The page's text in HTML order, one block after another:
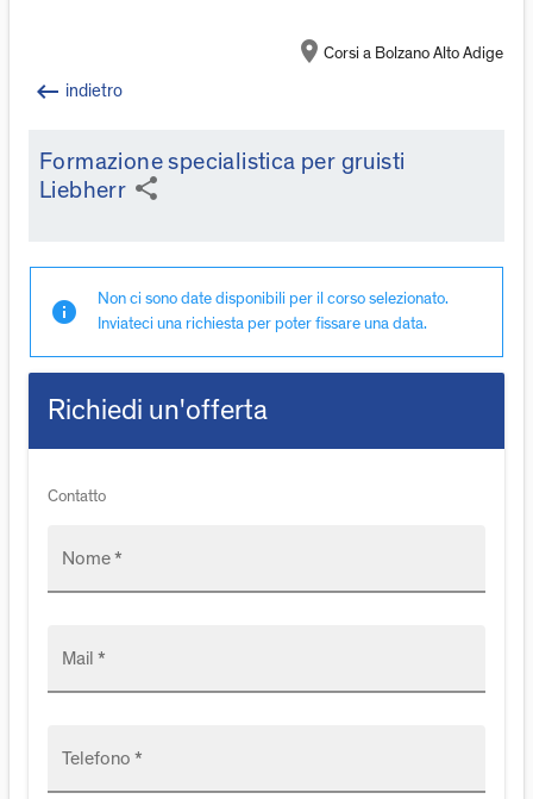
location_on Corsi a Bolzano Alto Adige
keyboard_backspace indietro
Formazione specialistica per gruisti
Liebherr share
info
Non ci sono date disponibili per il corso selezionato.
Inviateci una richiesta per poter fissare una data.
Richiedi un'offerta
Contatto
Nome *
Mail *
Telefono *